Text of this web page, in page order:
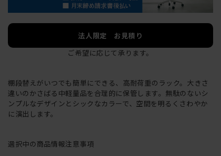
法人限定 お見積り
ご希望に応じて承ります。
棚段替えがいつでも簡単にできる、高耐荷重のラック。大きさ
違いのかさばる中軽量品を合理的に保管します。無駄のないシ
ンプルなデザインとシックなカラーで、空間を明るくさわやか
に演出します。
選択中の商品情報注意事項